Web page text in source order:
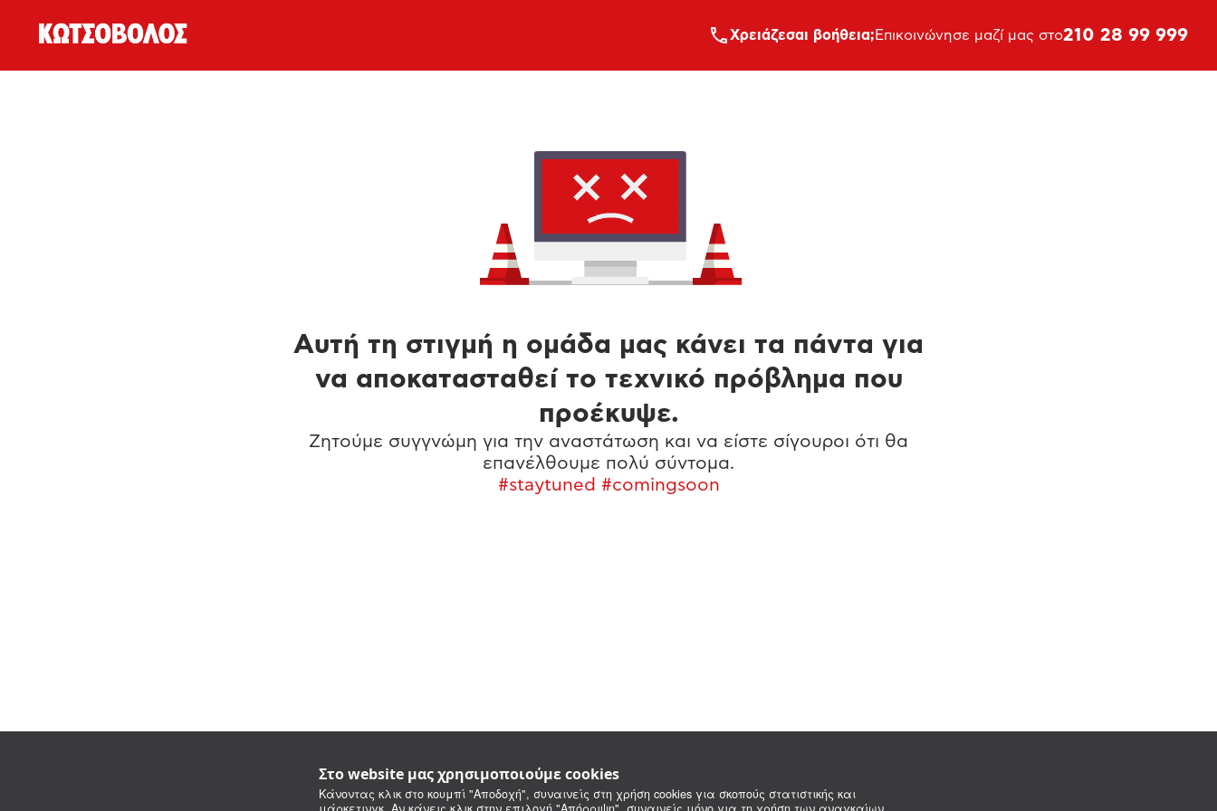
Στο website μας χρησιμοποιούμε cookies
Κάνοντας κλικ στο κουμπί "Αποδοχή", συναινείς στη χρήση cookies για σκοπούς στατιστικής και
Xρειάζεσαι βοήθεια; Επικοινώνησε μαζί μας στο210 28 99 999
Αυτή τη στιγμή η ομάδα μας κάνει τα πάντα για
να αποκατασταθεί το τεχνικό πρόβλημα που
προέκυψε.
Ζητούμε συγγνώμη για την αναστάτωση και να είστε σίγουροι ότι θα
επανέλθουμε πολύ σύντομα.
#staytuned #comingsoon